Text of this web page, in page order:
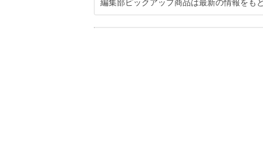
編集部ピックアップ商品は最新の情報をも